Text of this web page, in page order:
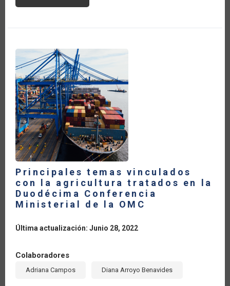
VISTAZO
Principales temas vinculados
con la agricultura tratados en la
Duodécima Conferencia
Ministerial de la OMC
Última actualización: Junio 28, 2022
Colaboradores
Adriana Campos Diana Arroyo Benavides